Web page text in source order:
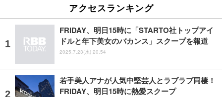
アクセスランキング
FRIDAY、明日15時に「STARTO社トップアイ
ドルと年下美女のバカンス」スクープを報道
2025.7.23(水) 20:54
若手美人アナが人気中堅芸人とラブラブ同棲！
FRIDAY、明日15時に熱愛スクープ